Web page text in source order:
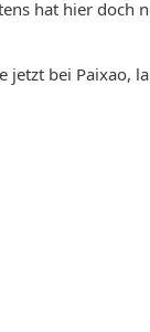
hat hier doch
jetzt bei Paixao,